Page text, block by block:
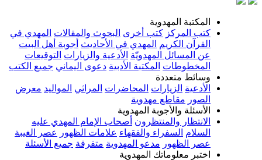
المكتبة المهدوية
كتب المركز كتب أخرى البحوث والمقالات المهدي في
القرآن الكريم
المهدي في الأحاديث أجوبة أهل البيت
عن المسائل المهدويّة الأدعية والزيارات التوقيعات
المخطوطات المكتبة الأدبية دعوى اليماني جميع الكتب
وسائط متعددة
الأدعية الزيارات المحاضرات المراثي المواليد معرض
الصور مقاطع مهدوية
الأسئلة والأجوبة المهدوية
الانتظار والمنتظرون أصحاب الإمام المهدي عليه
السلام السفراء والفقهاء علامات الظهور
عصر الغيبة
عصر الظهور مدعو المهدوية متفرقة جميع الأسئلة
اختبر معلوماتك المهدوية